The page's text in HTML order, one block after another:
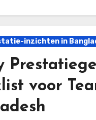
inzichten in
voor